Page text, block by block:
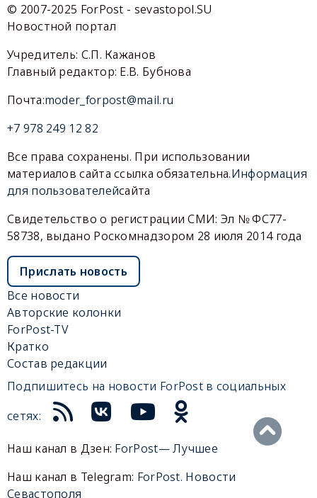
© 2007-2025 ForPost - sevastopol.SU
Новостной портал
Учредитель: С.П. Кажанов
Главный редактор: Е.В. Бубнова
Почта:moder_forpost@mail.ru
+7 978 249 12 82
Все права сохранены. При использовании
материалов сайта ссылка обязательна.Информация
для пользователейсайта
Свидетельство о регистрации СМИ: Эл № ФС77-
58738, выдано Роскомнадзором 28 июля 2014 года
Прислать новость
Все новости
Авторские колонки
ForPost-TV
Кратко
Состав редакции
Подпишитесь на новости ForPost в социальных
сетях:
Наш канал в Дзен: ForPost— Лучшее
Наш канал в Telegram: ForPost. Новости
Севастополя